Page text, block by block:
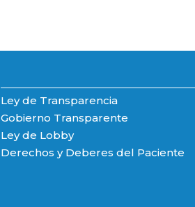
Ley de Transparencia
Gobierno Transparente
Ley de Lobby
Derechos y Deberes del Paciente